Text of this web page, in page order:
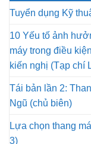
Tuyển dụng Kỹ
10 Yếu tố ảnh
máy trong điều
kiến nghị (Tạp chí
Tái bản lần 2:
Ngũ (chủ biên)
Lựa chọn thang
3)